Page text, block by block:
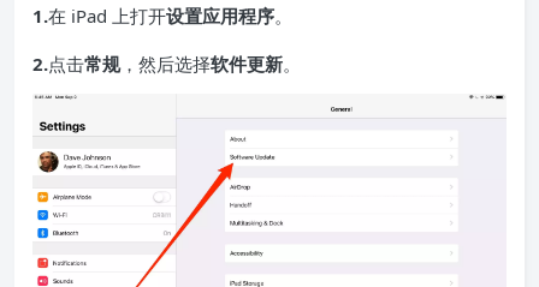
1.在 iPad 上打开设置应用程序。
2.点击常规，然后选择软件更新。